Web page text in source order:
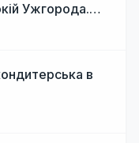
Ужгорода.
кухня, затишок
в